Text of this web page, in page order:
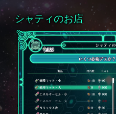
シャティのお店